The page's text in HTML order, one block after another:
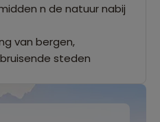
n de natuur nabij
van bergen,
steden